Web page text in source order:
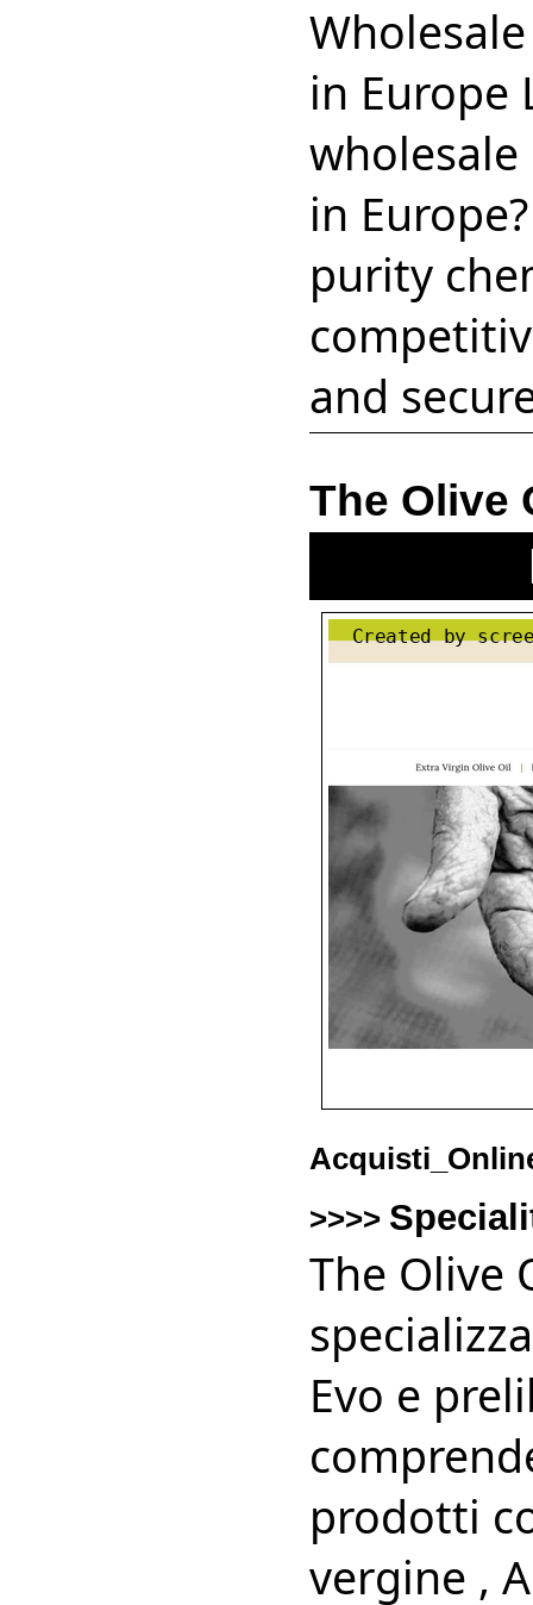
in Europe
in
purity
and
The Olive
>>>>
The Olive
Evo e
prodotti
vergine ,